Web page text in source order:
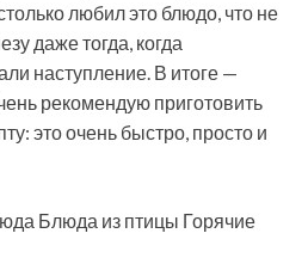
любил это блюдо, что не
даже тогда, когда
наступление. В итоге —
рекомендую приготовить
это очень быстро, просто и
Блюда из птицы Горячие